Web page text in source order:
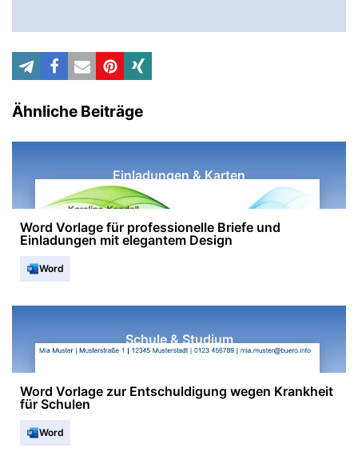
Ähnliche Beiträge
Einladungen & Karten
Word Vorlage für professionelle Briefe und
Einladungen mit elegantem Design
Word
Schule & Studium
Word Vorlage zur Entschuldigung wegen Krankheit
für Schulen
Word